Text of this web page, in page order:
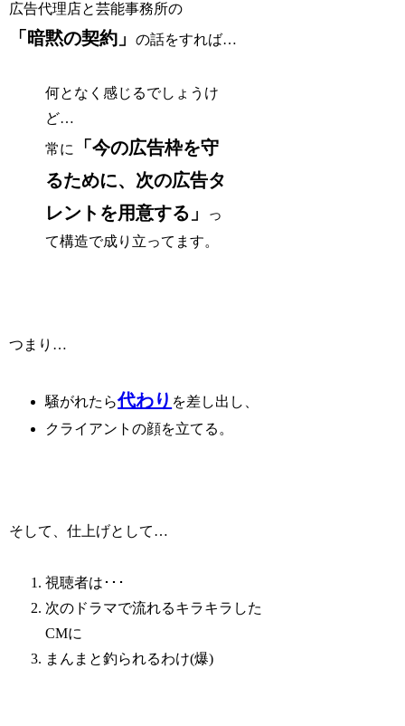
広告代理店と芸能事務所の
「暗黙の契約」の話をすれば…
何となく感じるでしょうけ
ど…
常に
「今の広告枠を守
るために、次の広告タ
レントを用意する」
っ
て構造で成り立ってます。
つまり…
騒がれたら代わり を差し出し、
クライアントの顔を立てる。
そして、仕上げとして…
視聴者は･･･
次のドラマで流れるキラキラした
CMに
まんまと釣られるわけ(爆)